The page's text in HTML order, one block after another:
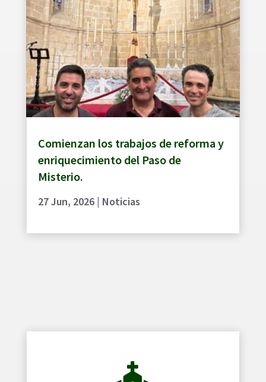
Comienzan los trabajos de reforma y
enriquecimiento del Paso de
Misterio.
27 Jun, 2026| Noticias
